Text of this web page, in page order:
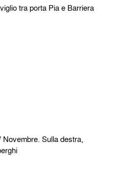
tra porta Pia e Barriera
Sulla destra,